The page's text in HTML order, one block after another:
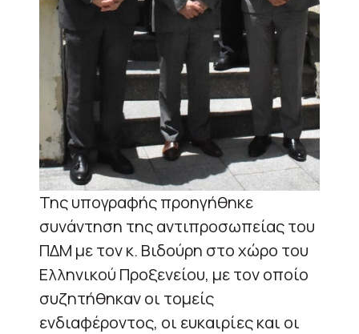
Της υπογραφής προηγήθηκε
συνάντηση της αντιπροσωπείας του
ΠΔΜ με τον κ. Βιδούρη στο χώρο του
Ελληνικού Προξενείου, με τον οποίο
συζητήθηκαν οι τομείς
ενδιαφέροντος, οι ευκαιρίες και οι